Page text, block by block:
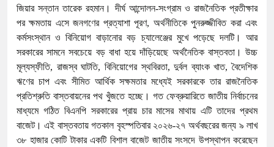
জিয়ার সন্তান তারেক রহমান। দীর্ঘ আন্দোলন-সংগ্রাম ও রাজনৈতিক প্রতীক্ষার
পর ক্ষমতায় এসে জনগণের প্রত্যাশা পূরণ, অর্থনীতিকে পুনরুজ্জীবিত করা এবং
কর্মসংস্থান ও বিনিয়োগ বাড়ানোর বড় চ্যালেঞ্জের মুখে পড়েছে দলটি। আর
সরকারের সামনে সবচেয়ে বড় বাধা হয়ে দাঁড়িয়েছে অর্থনৈতিক বাস্তবতা। উচ্চ
মূল্যস্ফীতি, রাজস্ব ঘাটতি, বিনিয়োগের স্থবিরতা, দুর্বল ব্যাংক খাত, বৈদেশিক
ঋণের চাপ এবং সীমিত আর্থিক সক্ষমতার মধ্যেই সরকারকে তার রাজনৈতিক
প্রতিশ্রুতি বাস্তবায়নের পথ খুঁজতে হচ্ছে। গত ফেব্রুয়ারিতে জাতীয় নির্বাচনের
মাধ্যমে গঠিত বিএনপি সরকারের প্রায় চার মাসের মাথায় এটি তাদের প্রথম
বাজেট। এই বাস্তবতায় গতকাল বৃহস্পতিবার ২০২৬-২৭ অর্থবছরের জন্য ৯ লাখ
৩৮ হাজার কোটি টাকার একটি বিশাল বাজেট জাতীয় সংসদে উপস্থাপন করেছেন